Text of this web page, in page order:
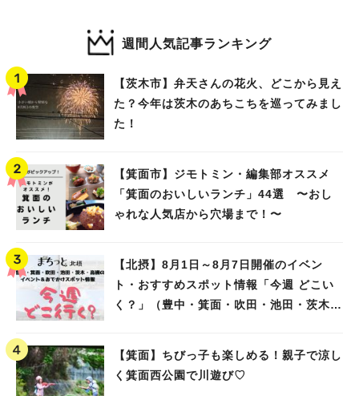
週間人気記事ランキング
【茨木市】弁天さんの花火、どこから見え
た？今年は茨木のあちこちを巡ってみまし
た！
【箕面市】ジモトミン・編集部オススメ
「箕面のおいしいランチ」44選 〜おし
ゃれな人気店から穴場まで！〜
【北摂】8月1日～8月7日開催のイベン
ト・おすすめスポット情報「今週 どこい
く？」（豊中・箕面・吹田・池田・茨木・
【箕面】ちびっ子も楽しめる！親子で涼し
く箕面西公園で川遊び♡